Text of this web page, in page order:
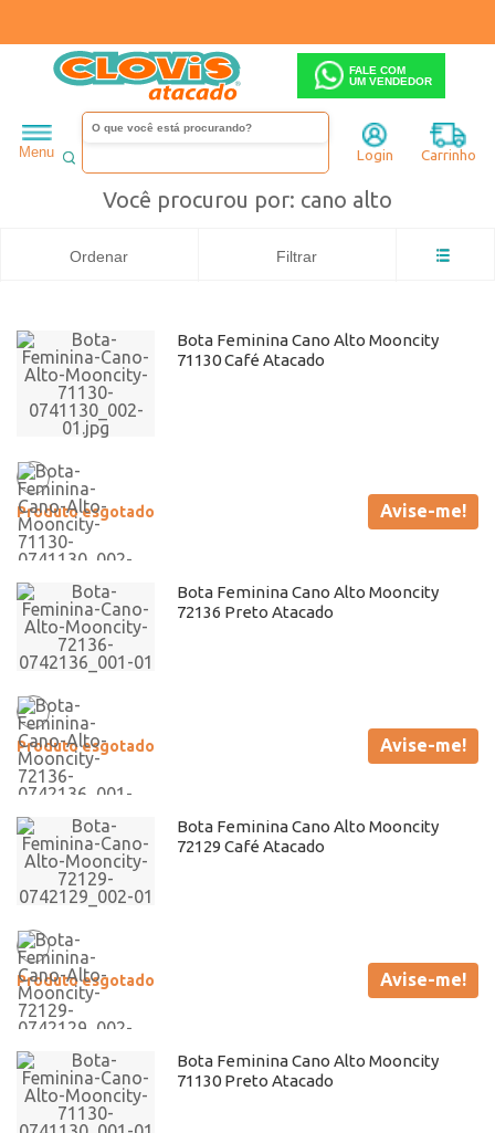
FALE COM
UM VENDEDOR
Menu Login Carrinho
Feminino Bota Cano alto Busca: cano alto
Flat
cano alto
Você procurou por: cano alto
Ordenar Filtrar
Bota Feminina Cano Alto Mooncity
71130 Café Atacado
Produto esgotado Avise-me!
Bota Feminina Cano Alto Mooncity
72136 Preto Atacado
Produto esgotado Avise-me!
Bota Feminina Cano Alto Mooncity
72129 Café Atacado
Produto esgotado Avise-me!
Bota Feminina Cano Alto Mooncity
71130 Preto Atacado